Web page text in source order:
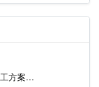
工方案…